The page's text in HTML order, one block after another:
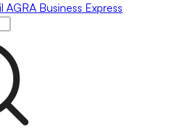
AGRA Business Express